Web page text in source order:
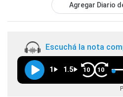
Agregar Diario
Escuchá la nota
1 1.5 10 10